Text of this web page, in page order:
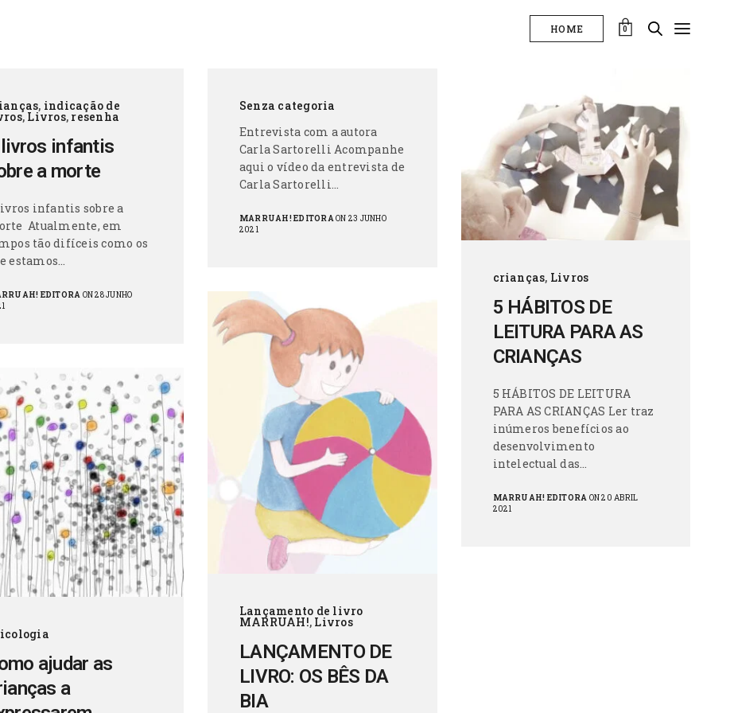
HOME 0
, indicação de
, Livros, resenha
infantis
a morte
infantis sobre a
Atualmente, em
tão difíceis como os
estamos…
EDITORA ON 28 JUNHO
Senza categoria
Entrevista com a autora
Carla Sartorelli Acompanhe
aqui o vídeo da entrevista de
Carla Sartorelli…
MARRUAH! EDITORAON 23 JUNHO
2021
crianças, Livros
5 HÁBITOS DE
LEITURA PARA AS
CRIANÇAS
5 HÁBITOS DE LEITURA
PARA AS CRIANÇAS Ler traz
inúmeros benefícios ao
desenvolvimento
intelectual das…
MARRUAH! EDITORA ON 20 ABRIL
2021
Lançamento de livro
MARRUAH!, Livros
LANÇAMENTO DE
LIVRO: OS BÊS DA
BIA
ajudar as
a